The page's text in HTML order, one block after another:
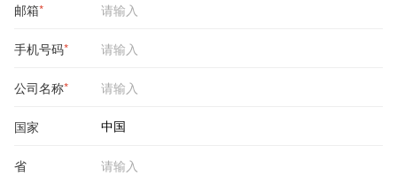
邮箱*
手机号码*
公司名称*
国家
省